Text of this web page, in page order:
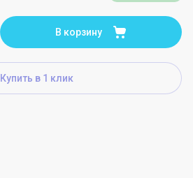
В корзину
Купить в 1 клик